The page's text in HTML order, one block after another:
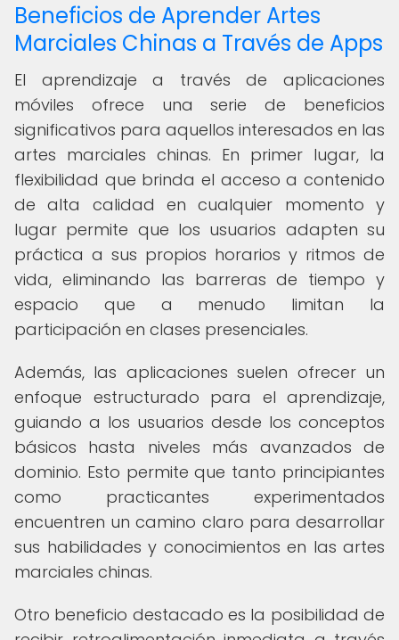
Beneficios de Aprender Artes
Marciales Chinas a Través de Apps
El aprendizaje a través de aplicaciones
móviles ofrece una serie de beneficios
significativos para aquellos interesados en las
artes marciales chinas. En primer lugar, la
flexibilidad que brinda el acceso a contenido
de alta calidad en cualquier momento y
lugar permite que los usuarios adapten su
práctica a sus propios horarios y ritmos de
vida, eliminando las barreras de tiempo y
espacio que a menudo limitan la
participación en clases presenciales.
Además, las aplicaciones suelen ofrecer un
enfoque estructurado para el aprendizaje,
guiando a los usuarios desde los conceptos
básicos hasta niveles más avanzados de
dominio. Esto permite que tanto principiantes
como practicantes experimentados
encuentren un camino claro para desarrollar
sus habilidades y conocimientos en las artes
marciales chinas.
Otro beneficio destacado es la posibilidad de